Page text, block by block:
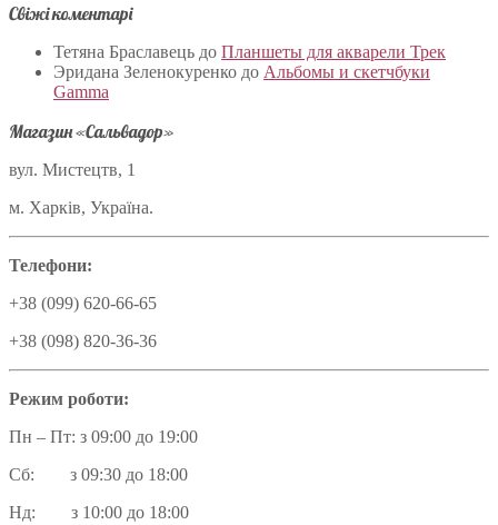
Свіжі коментарі
Тетяна Браславець до Планшеты для акварели Трек
Эридана Зеленокуренко до Альбомы и скетчбуки
Gamma
Магазин «Сальвадор»
вул. Мистецтв, 1
м. Харків, Україна.
Телефони:
+38 (099) 620-66-65
+38 (098) 820-36-36
Режим роботи:
Пн – Пт: з 09:00 до 19:00
Сб: з 09:30 до 18:00
Нд: з 10:00 до 18:00